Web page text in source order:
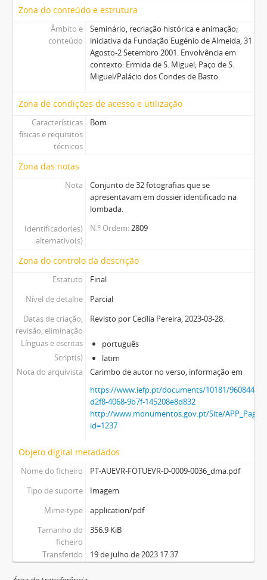
Zona do conteúdo e estrutura
Âmbito e
conteúdo
Seminário, recriação histórica e animação;
iniciativa da Fundação Eugénio de Almeida, 31
Agosto-2 Setembro 2001. Envolvência em
contexto: Ermida de S. Miguel; Paço de S.
Miguel/Palácio dos Condes de Basto.
Zona de condições de acesso e utilização
Características
físicas e requisitos
técnicos
Bom
Zona das notas
Nota
Conjunto de 32 fotografias que se
apresentavam em dossier identificado na
lombada.
Identificador(es)
alternativo(s)
N.º Ordem 2809
Zona do controlo da descrição
Estatuto
Final
Nível de detalhe
Parcial
Datas de criação,
revisão, eliminação
Revisto por Cecília Pereira, 2023-03-28.
Línguas e escritas
português
Script(s)
latim
Nota do arquivista
Carimbo de autor no verso, informação em
https://www.iefp.pt/documents/10181/9608447/
d2f8-4068-9b7f-145208e8d832
http://www.monumentos.gov.pt/Site/
id=1237
Objeto digital metadados
Nome do ficheiro
PT-AUEVR-FOTUEVR-D-0009-0036_dma.pdf
Tipo de suporte
Imagem
Mime-type
application/pdf
Tamanho do
ficheiro
356.9 KiB
Transferido 19 de julho de 2023 17:37